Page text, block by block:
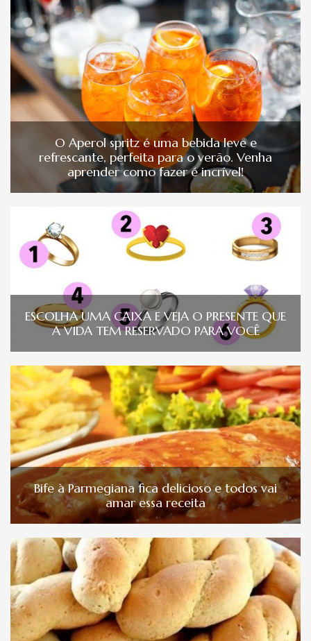
O Aperol spritz é uma bebida leve e
refrescante, perfeita para o verão. Venha
aprender como fazer é incrível!
ESCOLHA UMA CAIXA E VEJA O PRESENTE QUE
A VIDA TEM RESERVADO PARA VOCÊ
Bife à Parmegiana fica delicioso e todos vai
amar essa receita